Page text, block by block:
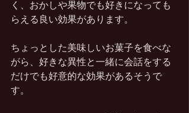
く、おかしや果物でも好きになっても
らえる良い効果があります。
ちょっとした美味しいお菓子を食べな
がら、好きな異性と一緒に会話をする
だけでも好意的な効果があるそうで
す。